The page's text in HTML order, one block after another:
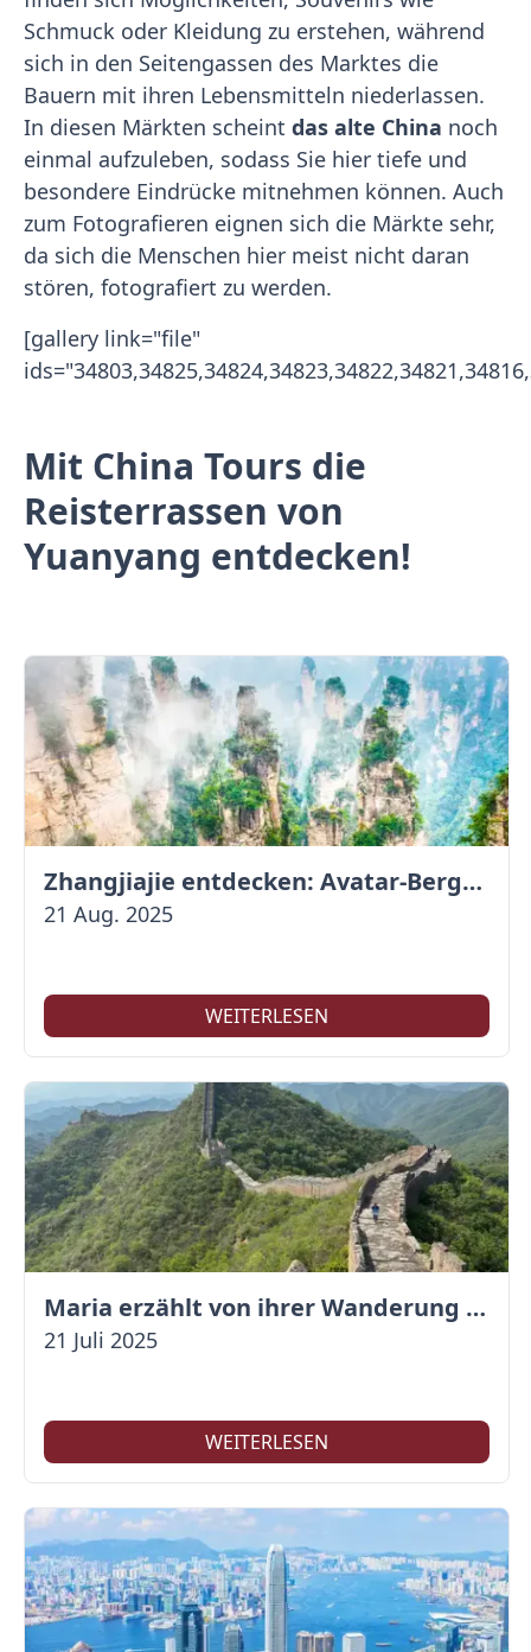
Schmuck oder Kleidung zu erstehen, während
sich in den Seitengassen des Marktes die
Bauern mit ihren Lebensmitteln niederlassen.
In diesen Märkten scheint das alte China noch
einmal aufzuleben, sodass Sie hier tiefe und
besondere Eindrücke mitnehmen können. Auch
zum Fotografieren eignen sich die Märkte sehr,
da sich die Menschen hier meist nicht daran
stören, fotografiert zu werden.
[gallery link="file"
Mit China Tours die
Reisterrassen von
Yuanyang entdecken!
Zhangjiajie entdecken: Avatar-Berge & Altstadt von Fenghuang
21 Aug. 2025
WEITERLESEN
Maria erzählt von ihrer Wanderung auf der Großen Mauer
21 Juli 2025
WEITERLESEN